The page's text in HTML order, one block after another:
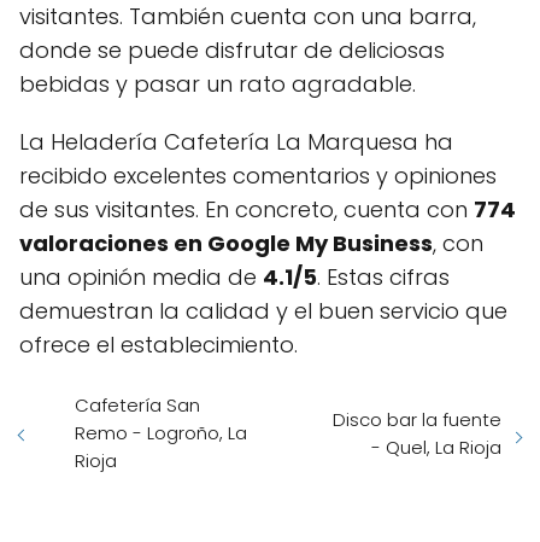
visitantes. También cuenta con una barra,
donde se puede disfrutar de deliciosas
bebidas y pasar un rato agradable.
La Heladería Cafetería La Marquesa ha
recibido excelentes comentarios y opiniones
de sus visitantes. En concreto, cuenta con 774
valoraciones en Google My Business, con
una opinión media de 4.1/5. Estas cifras
demuestran la calidad y el buen servicio que
ofrece el establecimiento.
Cafetería San
Remo - Logroño, La
Rioja
Disco bar la fuente
- Quel, La Rioja